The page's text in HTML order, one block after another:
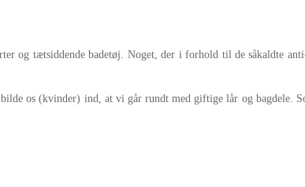
og tætsiddende badetøj. Noget, der i forhold til de såkaldte
os (kvinder) ind, at vi går rundt med giftige lår og bagdele.